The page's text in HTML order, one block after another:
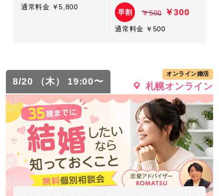
通常料金 ￥5,800
早割 ￥500 ￥300
通常料金 ￥500
8/20 （木） 19:00〜
オンライン婚活
札幌オンライン